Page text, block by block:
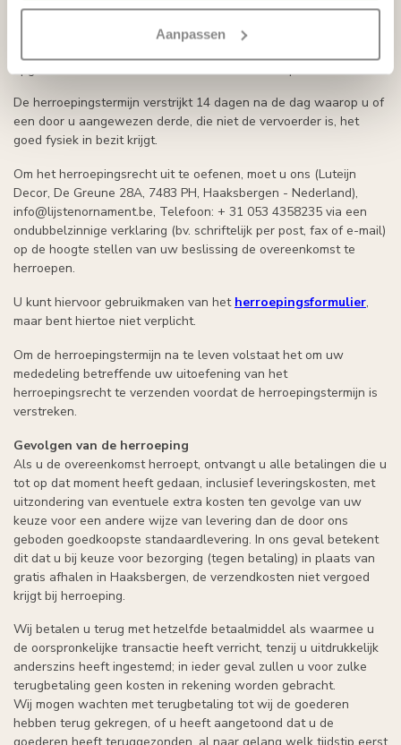
Aanpassen
De herroepingstermijn verstrijkt 14 dagen na de dag waarop u of
een door u aangewezen derde, die niet de vervoerder is, het
goed fysiek in bezit krijgt.
Om het herroepingsrecht uit te oefenen, moet u ons (Luteijn
Decor, De Greune 28A, 7483 PH, Haaksbergen - Nederland),
info@lijstenornament.be, Telefoon: + 31 053 4358235 via een
ondubbelzinnige verklaring (bv. schriftelijk per post, fax of e-mail)
op de hoogte stellen van uw beslissing de overeenkomst te
herroepen.
U kunt hiervoor gebruikmaken van het herroepingsformulier,
maar bent hiertoe niet verplicht.
Om de herroepingstermijn na te leven volstaat het om uw
mededeling betreffende uw uitoefening van het
herroepingsrecht te verzenden voordat de herroepingstermijn is
verstreken.
Gevolgen van de herroeping
Als u de overeenkomst herroept, ontvangt u alle betalingen die u
tot op dat moment heeft gedaan, inclusief leveringskosten, met
uitzondering van eventuele extra kosten ten gevolge van uw
keuze voor een andere wijze van levering dan de door ons
geboden goedkoopste standaardlevering. In ons geval betekent
dit dat u bij keuze voor bezorging (tegen betaling) in plaats van
gratis afhalen in Haaksbergen, de verzendkosten niet vergoed
krijgt bij herroeping.
Wij betalen u terug met hetzelfde betaalmiddel als waarmee u
de oorspronkelijke transactie heeft verricht, tenzij u uitdrukkelijk
anderszins heeft ingestemd; in ieder geval zullen u voor zulke
terugbetaling geen kosten in rekening worden gebracht.
Wij mogen wachten met terugbetaling tot wij de goederen
hebben terug gekregen, of u heeft aangetoond dat u de